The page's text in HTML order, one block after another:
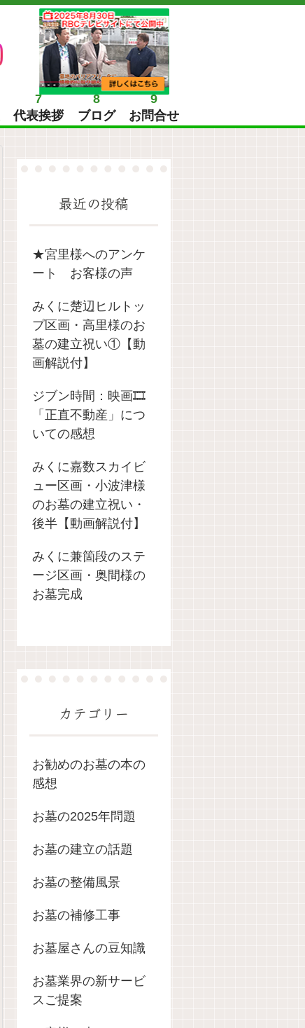
7
代表挨拶
8
ブログ
9
お問合せ
最近の投稿
★宮里様へのアンケ
ート お客様の声
みくに楚辺ヒルトッ
プ区画・高里様のお
墓の建立祝い①【動
画解説付】
ジブン時間：映画🎞️
「正直不動産」につ
いての感想
みくに嘉数スカイビ
ュー区画・小波津様
のお墓の建立祝い・
後半【動画解説付】
みくに兼箇段のステ
ージ区画・奥間様の
お墓完成
カテゴリー
お勧めのお墓の本の
感想
お墓の2025年問題
お墓の建立の話題
お墓の整備風景
お墓の補修工事
お墓屋さんの豆知識
お墓業界の新サービ
スご提案